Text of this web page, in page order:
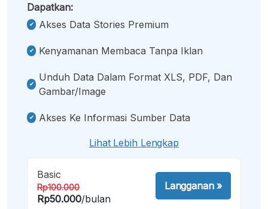
Dapatkan:
Akses Data Stories Premium
Kenyamanan Membaca Tanpa Iklan
Unduh Data Dalam Format XLS, PDF, Dan
Gambar/image
Akses Ke Informasi Sumber Data
Lihat Lebih Lengkap
Basic
Rp100.000
Rp50.000/bulan
Langganan»